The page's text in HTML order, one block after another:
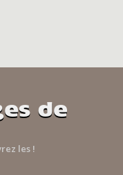
de
les !